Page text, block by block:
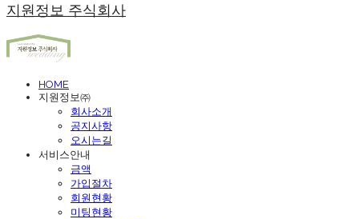
지원정보 주식회사
HOME
지원정보㈜
회사소개
공지사항
오시는길
서비스안내
금액
가입절차
회원현황
미팅현황